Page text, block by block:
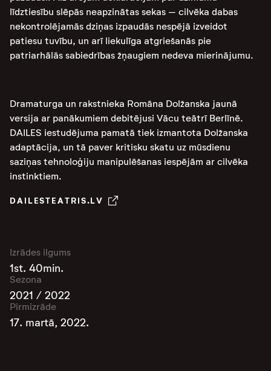
līdztiesību slēpās neapzinātas sekas – cilvēka dabas
nekontrolējamās dziņas izpaudās nespējā izveidot
patiesu tuvību, un arī liekulīga atgriešanās pie
patriarhālās sabiedrības žņaugiem nedeva mierinājumu.
Dramaturga un rakstnieka Romāna Dolžanska jaunā
versija ar panākumiem debitējusi Vācu teātrī Berlīnē.
DAILES iestudējuma pamatā tiek izmantota Dolžanska
adaptācija, un tā paver kritisku skatu uz mūsdienu
saziņas tehnoloģiju manipulēšanas iespējām ar cilvēka
instinktiem.
DAILESTEATRIS.LV
Izrādes ilgums
1st. 40min.
Sezona
2021 / 2022
Pirmizrāde
17. martā, 2022.